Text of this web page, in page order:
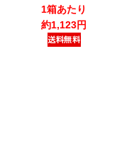
1箱あたり
約1,123円